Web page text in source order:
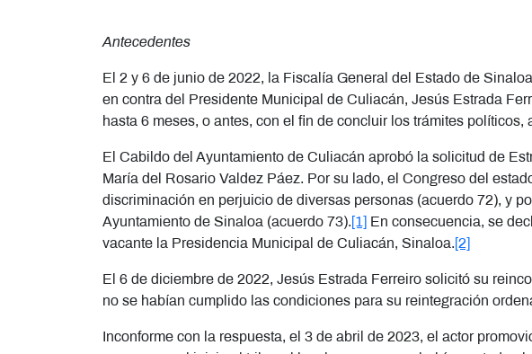
Antecedentes
El 2 y 6 de junio de 2022, la Fiscalía General del Estado de
en contra del Presidente Municipal de Culiacán, Jesús Estrada
hasta 6 meses, o antes, con el fin de concluir los trámites
El Cabildo del Ayuntamiento de Culiacán aprobó la solicitud de
María del Rosario Valdez Páez. Por su lado, el Congreso del
discriminación en perjuicio de diversas personas (acuerdo 72), y
Ayuntamiento de Sinaloa (acuerdo 73). [1]
En consecuencia, se
vacante la Presidencia Municipal de Culiacán, Sinaloa. [2]
El 6 de diciembre de 2022, Jesús Estrada Ferreiro solicitó su
no se habían cumplido las condiciones para su reintegración
Inconforme con la respuesta, el 3 de abril de 2023, el actor